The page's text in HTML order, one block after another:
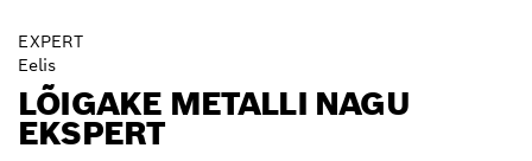
EXPERT
Eelis
LÕIGAKE METALLI NAGU
EKSPERT